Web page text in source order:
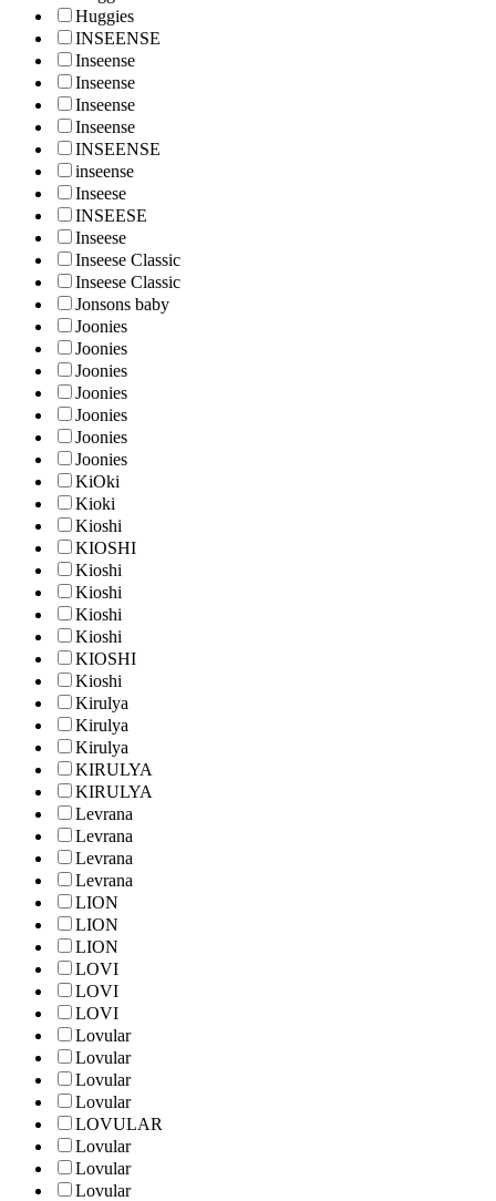
Huggies
INSEENSE
Inseense
Inseense
Inseense
Inseense
INSEENSE
inseense
Inseese
INSEESE
Inseese
Inseese Classic
Inseese Classic
Jonsons baby
Joonies
Joonies
Joonies
Joonies
Joonies
Joonies
Joonies
KiOki
Kioki
Kioshi
KIOSHI
Kioshi
Kioshi
Kioshi
Kioshi
KIOSHI
Kioshi
Kirulya
Kirulya
Kirulya
KIRULYA
KIRULYA
Levrana
Levrana
Levrana
Levrana
LION
LION
LION
LOVI
LOVI
LOVI
Lovular
Lovular
Lovular
Lovular
LOVULAR
Lovular
Lovular
Lovular